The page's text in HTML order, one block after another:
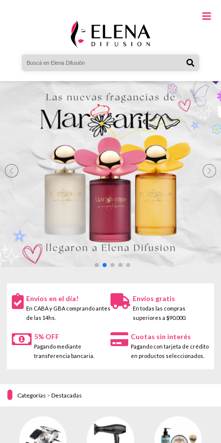
Envíos en el día!
En CABA y GBA comprando antes
de las 14hs.
Envíos gratis
En todas las compras
superiores a $90.000.
5% OFF
Pagando mediante
transferencia bancaria.
Cuotas sin interés
Pagando con tarjeta de crédito
en productos seleccionados.
Categorías > Destacadas